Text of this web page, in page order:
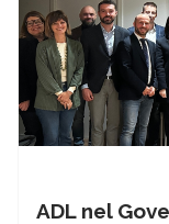
ADL nel